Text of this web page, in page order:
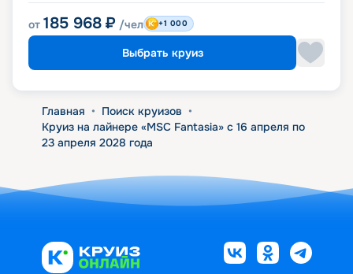
от 185 968 ₽ /чел +1 000
Выбрать круиз
Главная • Поиск круизов •
Круиз на лайнере «MSC Fantasia» с 16 апреля по
23 апреля 2028 года